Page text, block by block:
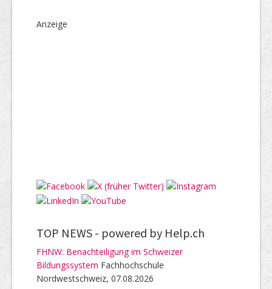
Anzeige
TOP NEWS - powered by Help.ch
FHNW: Benachteiligung im Schweizer
Bildungssystem Fachhochschule
Nordwestschweiz, 07.08.2026